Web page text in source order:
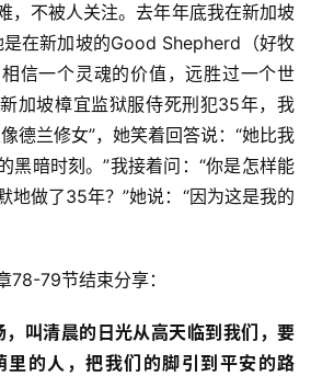
，不被人关注。去年年底我在新加坡
在新加坡的Good Shepherd（好牧
信一个灵魂的价值，远胜过一个世
加坡樟宜监狱服侍死刑犯35年，我
德兰修女”，她笑着回答说：“她比我
黑暗时刻。”我接着问：“你是怎样能
地做了35年？”她说：“因为这是我的
78-79节结束分享：
，叫清晨的日光从高天临到我们，要
里的人，把我们的脚引到平安的路